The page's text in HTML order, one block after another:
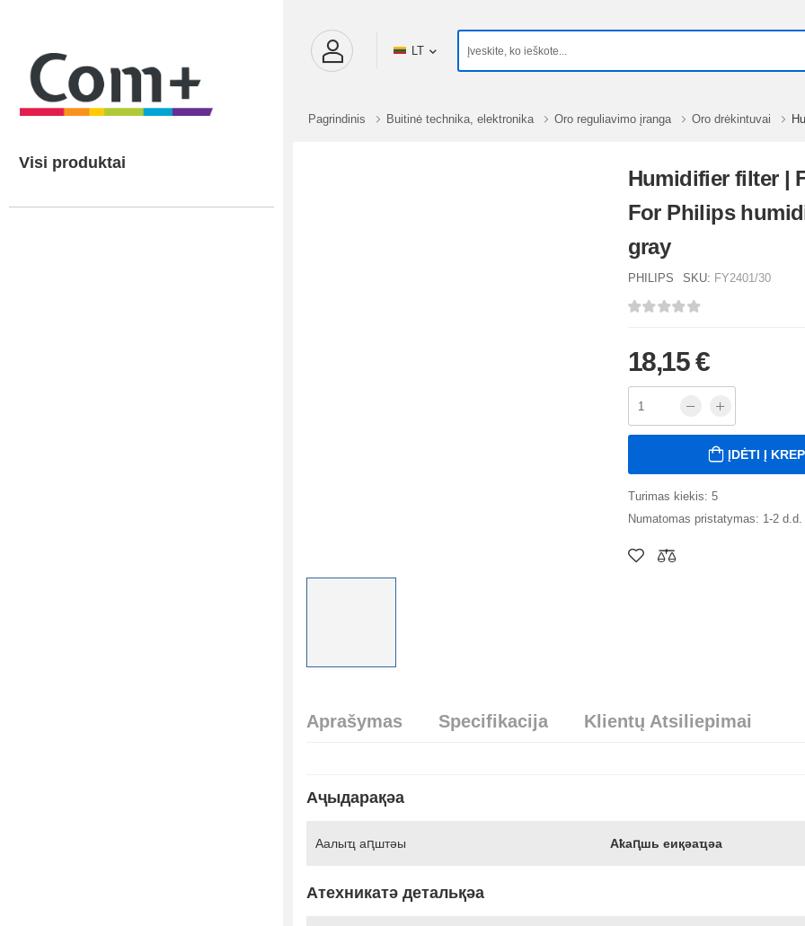
Visi produktai
LT
Pagrindinis Buitinė technika, elektronika Oro reguliavimo įranga Oro drėkintuvai
Humidifier filter |
For Philips
gray
PHILIPS SKU: FY2401/30
18,15 €
ĮDĖTI Į
Turimas kiekis: 5
Numatomas pristatymas: 1-2 d.d.
Aprašymas Specifikacija Klientų Atsiliepimai
Аҷыдарақәа
Аалыҵ аԥштәы Аҟаԥшь еиқәаҵәа
Атехникатә детальқәа